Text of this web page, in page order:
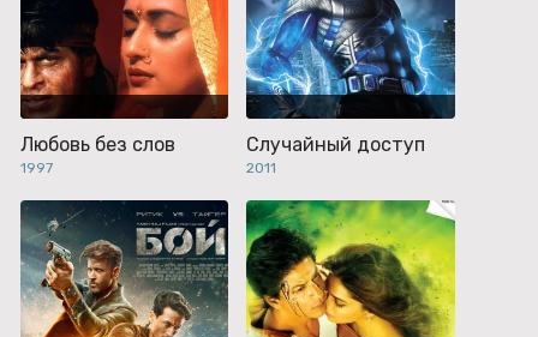
Любовь без слов
1997
Случайный доступ
2011